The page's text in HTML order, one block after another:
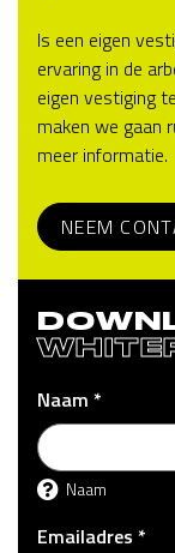
Is een eigen
ervaring in de
eigen vestiging
maken we gaan
meer informatie.
NEEM
Naam *
Naam
Emailadres *